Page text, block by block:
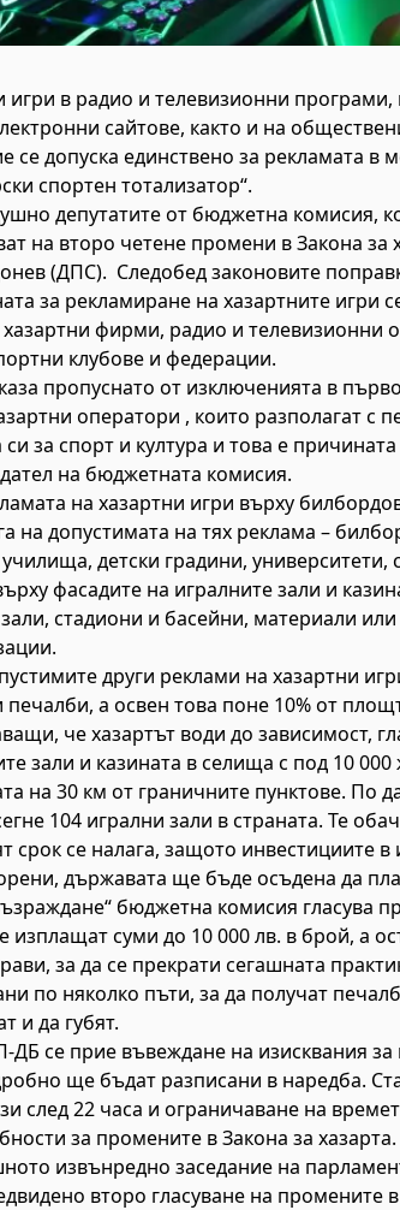
игри в радио и телевизионни
сайтове, както и на
се допуска единствено за рекламата в
спортен тотализатор“.
депутатите от бюджетна комисия,
на второ четене промени в Закона
(ДПС). Следобед законовите
за рекламиране на хазартните игри
хазартни фирми, радио и телевизионни
клубове и федерации.
пропуснато от изключенията в
оператори , които разполагат с
за спорт и култура и това е
на бюджетната комисия.
на хазартни игри върху
на допустимата на тях реклама –
детски градини, университети,
фасадите на игралните зали и
стадиони и басейни, материали
други реклами на хазартни
а освен това поне 10% от
че хазартът води до зависимост,
зали и казината в селища с под 10
на 30 км от граничните пунктове. По
104 игрални зали в страната. Те
срок се налага, защото инвестициите
държавата ще бъде осъдена да
бюджетна комисия гласува
изплащат суми до 10 000 лв. в брой, а
за да се прекрати сегашната
по няколко пъти, за да получат
и да губят.
се прие въвеждане на изисквания за
ще бъдат разписани в наредба.
след 22 часа и ограничаване на
за промените в Закона за хазарта.
извънредно заседание на
второ гласуване на промените в